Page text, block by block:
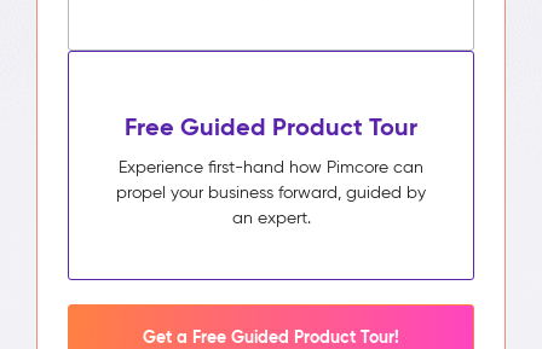
Free Guided Product Tour
Experience first-hand how Pimcore can
propel your business forward, guided by
an expert.
Get a Free Guided Product Tour!